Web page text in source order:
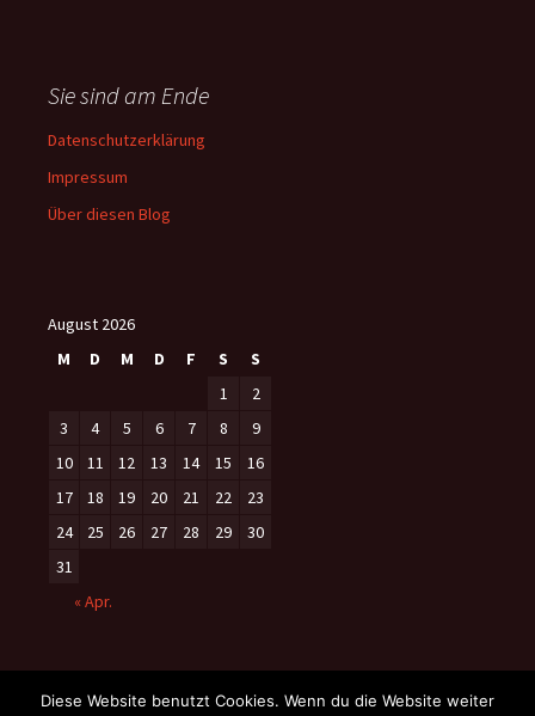
Sie sind am Ende
Datenschutzerklärung
Impressum
Über diesen Blog
August 2026
M
D M D F S
S
1
2
3
4 5 6 7 8
9
10
11 12 13 14 15
16
17
18 19 20 21 22
23
24
25 26 27 28 29
30
31
« Apr.
Diese Website benutzt Cookies. Wenn du die Website weiter